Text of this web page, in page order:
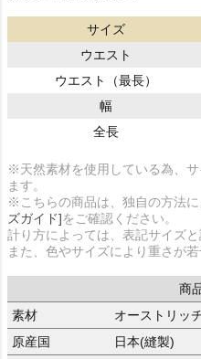
サイズ
ウエスト
ウエスト（最長）
幅
全長
※天然素材を使用している為、
ます。
※こちらの商品は、独自の方法
ズガイド]をご確認ください。
計り方によっては、表記サイズ
また、色やサイズにより重さが
商
素材
オーストリッ
原産国
日本(縫製)